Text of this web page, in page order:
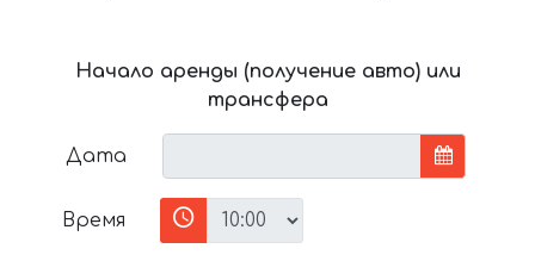
Начало аренды (получение авто) или
трансфера
Дата
Время